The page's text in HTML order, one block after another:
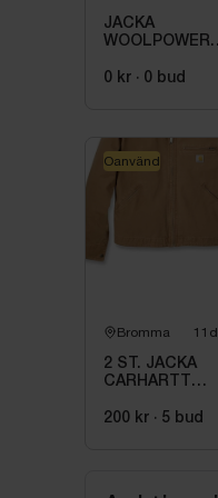
JACKA
WOOLPOWER
0 kr · 0 bud
Bromma
2 ST. JACKA
CARHARTT
200 kr · 5 bud
Oanvänd